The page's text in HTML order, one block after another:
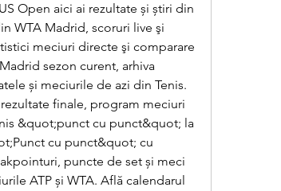
Open aici ai rezultate și știri din
WTA Madrid, scoruri live şi
meciuri directe şi comparare
sezon curent, arhiva
și meciurile de azi din Tenis.
finale, program meciuri
&quot;punct cu punct&quot; la
cu punct&quot; cu
puncte de set și meci
ATP și WTA. Află calendarul